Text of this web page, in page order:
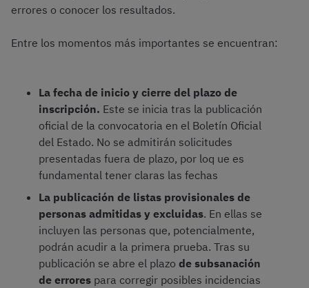
errores o conocer los resultados.
Entre los momentos más importantes se encuentran:
La fecha de inicio y cierre del plazo de
inscripción. Este se inicia tras la publicación
oficial de la convocatoria en el Boletín Oficial
del Estado. No se admitirán solicitudes
presentadas fuera de plazo, por loq ue es
fundamental tener claras las fechas
La publicación de listas provisionales de
personas admitidas y excluidas. En ellas se
incluyen las personas que, potencialmente,
podrán acudir a la primera prueba. Tras su
publicación se abre el plazo de subsanación
de errores para corregir posibles incidencias